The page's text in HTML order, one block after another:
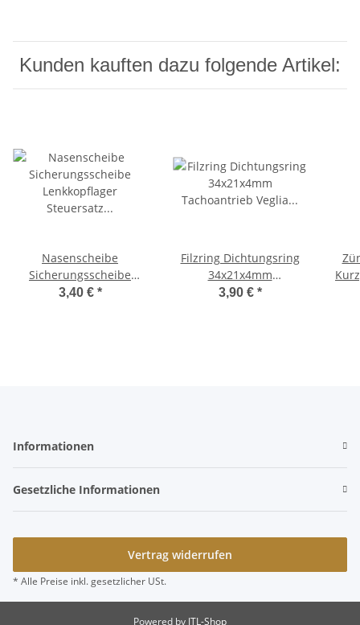
Kunden kauften dazu folgende Artikel:
Nasenscheibe
Sicherungsscheibe
Lenkkopflager
3,40 € *
Filzring Dichtungsring
34x21x4mm
Tachoantrieb Veglia
3,90 € *
Informationen
Gesetzliche Informationen
Vertrag widerrufen
* Alle Preise inkl. gesetzlicher USt.
Powered by JTL-Shop